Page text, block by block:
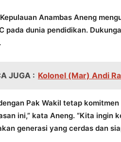
Anambas Aneng
pada dunia pendidikan.
JUGA : Kolonel (Mar) Andi
Pak Wakil tetap
ini,” kata Aneng. “Kita ingin
generasi yang cerdas dan